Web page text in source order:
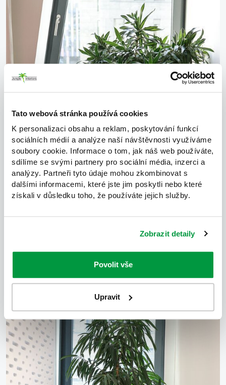
Tato webová stránka používá cookies
K personalizaci obsahu a reklam, poskytování funkcí
sociálních médií a analýze naší návštěvnosti využíváme
soubory cookie. Informace o tom, jak náš web používáte,
sdílíme se svými partnery pro sociální média, inzerci a
analýzy. Partneři tyto údaje mohou zkombinovat s
dalšími informacemi, které jste jim poskytli nebo které
získali v důsledku toho, že používáte jejich služby.
Zobrazit detaily
Povolit vše
Upravit